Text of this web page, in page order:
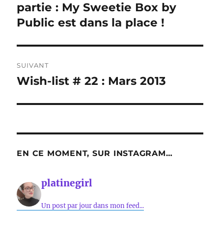
l’article
précédente :
partie : My Sweetie Box by
Public est dans la place !
SUIVANT
Publication
Wish-list # 22 : Mars 2013
EN CE MOMENT, SUR INSTAGRAM…
platinegirl
Un post par jour dans mon feed...